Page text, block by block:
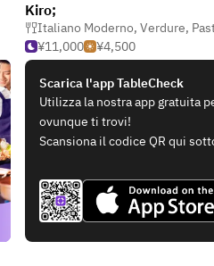
Kiro;
Italiano Moderno, Verdure,
¥11,000
¥4,500
Scarica l'app TableCheck
Utilizza la nostra app gratuita
ovunque ti trovi!
Scansiona il codice QR qui